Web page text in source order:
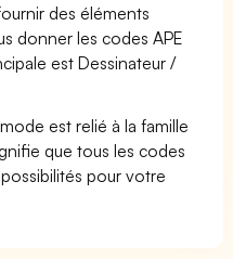
des éléments
donner les codes APE
est Dessinateur /
est relié à la famille
que tous les codes
pour votre